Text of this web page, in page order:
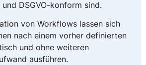
DSGVO-konform sind.
von Workflows lassen sich
nach einem vorher definierten
und ohne weiteren
ausführen.